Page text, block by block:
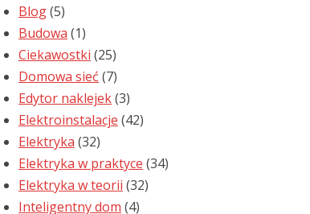
Blog(5)
Budowa (1)
Ciekawostki (25)
Domowa sieć (7)
Edytor naklejek(3)
Elektroinstalacje (42)
Elektryka (32)
Elektryka w praktyce (34)
Elektryka w teorii (32)
Inteligentny dom (4)